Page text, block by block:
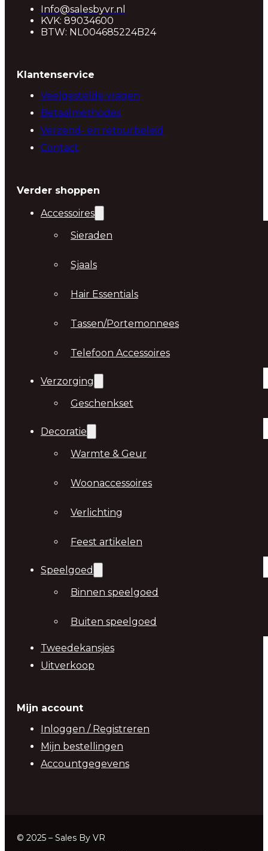
Info@salesbyvr.nl
KVK: 89034600
BTW: NL004685224B24
Klantenservice
Veelgestelde vragen
Betaalmethodes
Verzend- en retourbeleid
Contact
Verder shoppen
Accessoires
Sieraden
Sjaals
Hair Essentials
Tassen/Portemonnees
Telefoon Accessoires
Verzorging
Geschenkset
Decoratie
Warmte & Geur
Woonaccessoires
Verlichting
Feest artikelen
Speelgoed
Binnen speelgoed
Buiten speelgoed
Tweedekansjes
Uitverkoop
Mijn account
Inloggen / Registreren
Mijn bestellingen
Accountgegevens
© 2025 – Sales By VR